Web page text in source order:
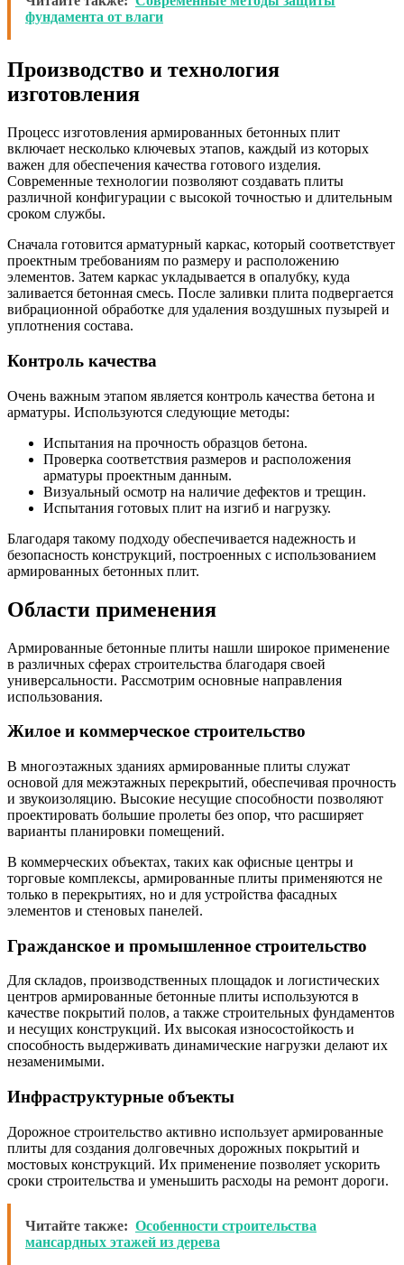
фундамента от влаги
Производство и технология
изготовления
Процесс изготовления армированных бетонных плит
включает несколько ключевых этапов, каждый из которых
важен для обеспечения качества готового изделия.
Современные технологии позволяют создавать плиты
различной конфигурации с высокой точностью и длительным
сроком службы.
Сначала готовится арматурный каркас, который соответствует
проектным требованиям по размеру и расположению
элементов. Затем каркас укладывается в опалубку, куда
заливается бетонная смесь. После заливки плита подвергается
вибрационной обработке для удаления воздушных пузырей и
уплотнения состава.
Контроль качества
Очень важным этапом является контроль качества бетона и
арматуры. Используются следующие методы:
Испытания на прочность образцов бетона.
Проверка соответствия размеров и расположения
арматуры проектным данным.
Визуальный осмотр на наличие дефектов и трещин.
Испытания готовых плит на изгиб и нагрузку.
Благодаря такому подходу обеспечивается надежность и
безопасность конструкций, построенных с использованием
армированных бетонных плит.
Области применения
Армированные бетонные плиты нашли широкое применение
в различных сферах строительства благодаря своей
универсальности. Рассмотрим основные направления
использования.
Жилое и коммерческое строительство
В многоэтажных зданиях армированные плиты служат
основой для межэтажных перекрытий, обеспечивая прочность
и звукоизоляцию. Высокие несущие способности позволяют
проектировать большие пролеты без опор, что расширяет
варианты планировки помещений.
В коммерческих объектах, таких как офисные центры и
торговые комплексы, армированные плиты применяются не
только в перекрытиях, но и для устройства фасадных
элементов и стеновых панелей.
Гражданское и промышленное строительство
Для складов, производственных площадок и логистических
центров армированные бетонные плиты используются в
качестве покрытий полов, а также строительных фундаментов
и несущих конструкций. Их высокая износостойкость и
способность выдерживать динамические нагрузки делают их
незаменимыми.
Инфраструктурные объекты
Дорожное строительство активно использует армированные
плиты для создания долговечных дорожных покрытий и
мостовых конструкций. Их применение позволяет ускорить
сроки строительства и уменьшить расходы на ремонт дороги.
Читайте также: Особенности строительства
мансардных этажей из дерева